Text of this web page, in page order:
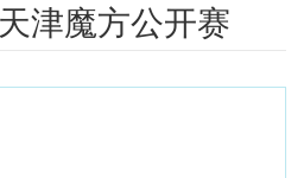
津魔方公开赛